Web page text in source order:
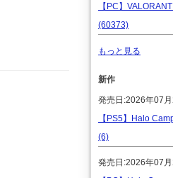
【PC】
(60373)
もっと見る
新作
発売日:2026年07月
【PS5】Halo
(6)
発売日:2026年07月